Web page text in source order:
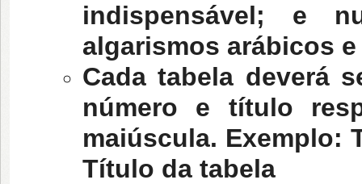
indispensável; e
algarismos arábicos
Cada tabela deverá
número e título
maiúscula. Exemplo:
Título da tabela